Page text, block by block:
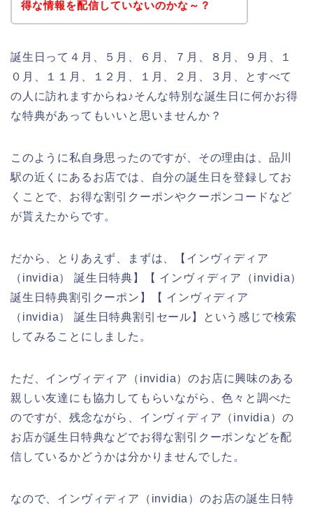
得な情報を配信していないのかな～？
誕生日って４月、５月、６月、７月、８月、９月、１
０月、１１月、１２月、１月、２月、３月、とすべて
の人に訪れますからね♪そんな特別な誕生日に何かお得
な特典があってもいいと思いませんか？
このように私自身思ったのですが、その理由は、品川
駅の近くにあるお店では、自分の誕生日を登録してお
くことで、お得な割引クーポンやクーポンコードなど
が貰えたからです。
だから、とりあえず、まずは、【インヴィディア
（invidia） 誕生日特典】【 インヴィディア（invidia）
誕生日特典割引クーポン】【 インヴィディア
（invidia） 誕生日特典割引セール】という感じで検索
してみることにしました。
ただ、インヴィディア（invidia）のお店に興味のある
親しい友達にも協力してもらいながら、色々と調べた
のですが、残念ながら、インヴィディア（invidia）の
お店が誕生日特典などでお得な割引クーポンなどを配
信しているかどうかは分かりませんでした。
なので、インヴィディア（invidia）のお店の誕生日特